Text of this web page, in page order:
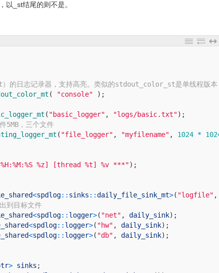
以_st结尾的则不是。
的日志记录器，支持高亮。类似的stdout_color_st是单线程版本
( "console" ) ;
( "basic_logger" , "logs/basic.txt") ;
5MB，三个文件
( "file_logger" , "myfilename" , 1024 *
%z] [thread %t] %v ***") ;
<spdlog:: sinks ::daily_file_sink_mt>( "logfile" ,
到目标文件
<spdlog:: logger>( "net" , daily_sink) ;
<spdlog:: logger>( "hw" , daily_sink) ;
<spdlog:: logger>( "db" , daily_sink) ;
> sinks ;